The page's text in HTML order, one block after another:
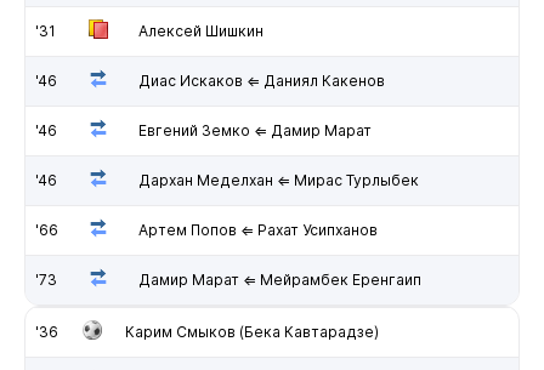
'31 Алексей Шишкин
'46 Диас Искаков ⇐ Даниял Какенов
'46 Евгений Земко ⇐ Дамир Марат
'46 Дархан Меделхан ⇐ Мирас Турлыбек
'66 Артем Попов ⇐ Рахат Усипханов
'73 Дамир Марат ⇐ Мейрамбек Еренгаип
'36 Карим Смыков (Бека Кавтарадзе)